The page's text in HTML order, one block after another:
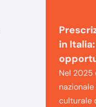
in
Nel 2025
culturale